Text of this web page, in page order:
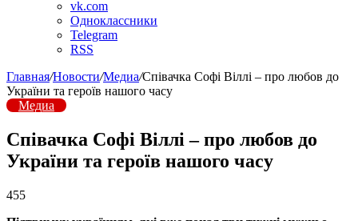
vk.com
Одноклассники
Telegram
RSS
Главная/Новости/Медиа/Співачка Софі Віллі – про любов до
України та героїв нашого часу
Медиа
Співачка Софі Віллі – про любов до
України та героїв нашого часу
455